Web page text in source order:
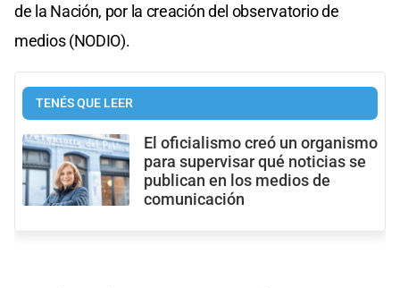
de la Nación, por la creación del observatorio de
medios (NODIO).
TENÉS QUE LEER
El oficialismo creó un organismo
para supervisar qué noticias se
publican en los medios de
comunicación